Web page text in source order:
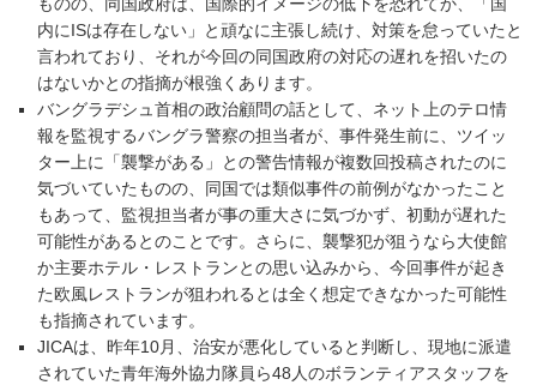
内にISは存在しない」と頑なに主張し続け、対策を怠っていたと
言われており、それが今回の同国政府の対応の遅れを招いたの
はないかとの指摘が根強くあります。
バングラデシュ首相の政治顧問の話として、ネット上のテロ情
報を監視するバングラ警察の担当者が、事件発生前に、ツイッ
ター上に「襲撃がある」との警告情報が複数回投稿されたのに
気づいていたものの、同国では類似事件の前例がなかったこと
もあって、監視担当者が事の重大さに気づかず、初動が遅れた
可能性があるとのことです。さらに、襲撃犯が狙うなら大使館
か主要ホテル・レストランとの思い込みから、今回事件が起き
た欧風レストランが狙われるとは全く想定できなかった可能性
も指摘されています。
JICAは、昨年10月、治安が悪化していると判断し、現地に派遣
されていた青年海外協力隊員ら48人のボランティアスタッフを